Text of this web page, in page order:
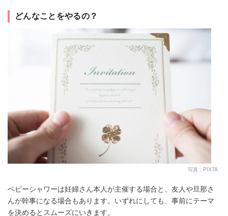
どんなことをやるの？
写真：PIXTA
ベビーシャワーは妊婦さん本人が主催する場合と、友人や旦那さ
んが幹事になる場合もあります。いずれにしても、事前にテーマ
を決めるとスムーズにいきます。